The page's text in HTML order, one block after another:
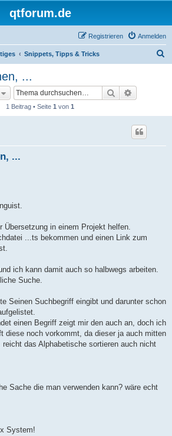
qtforum.de
Anmelden
Registrieren
Snippets, Tipps & Tricks
...
Suche
1 Beitrag • Seite 1 von 1
...
Übersetzung in einem Projekt helfen.
...ts bekommen und einen Link zum
ich kann damit auch so halbwegs arbeiten.
Suche.
Seinen Suchbegriff eingibt und darunter schon
einen Begriff zeigt mir den auch an, doch ich
diese noch vorkommt, da dieser ja auch mitten
das Alphabetische sortieren auch nicht
Sache die man verwenden kann? wäre echt
System!